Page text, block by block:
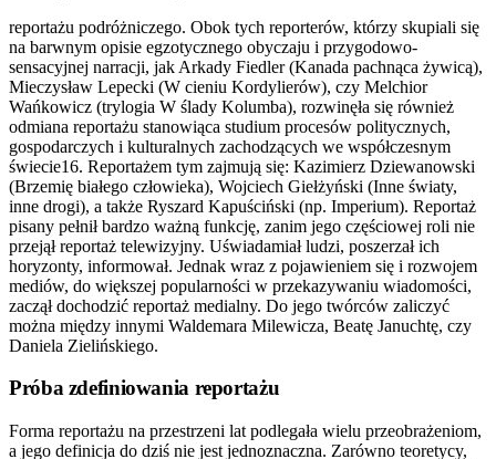
reportażu podróżniczego. Obok tych reporterów, którzy skupiali się
na barwnym opisie egzotycznego obyczaju i przygodowo-
sensacyjnej narracji, jak Arkady Fiedler (Kanada pachnąca żywicą),
Mieczysław Lepecki (W cieniu Kordylierów), czy Melchior
Wańkowicz (trylogia W ślady Kolumba), rozwinęła się również
odmiana reportażu stanowiąca studium procesów politycznych,
gospodarczych i kulturalnych zachodzących we współczesnym
świecie16. Reportażem tym zajmują się: Kazimierz Dziewanowski
(Brzemię białego człowieka), Wojciech Giełżyński (Inne światy,
inne drogi), a także Ryszard Kapuściński (np. Imperium). Reportaż
pisany pełnił bardzo ważną funkcję, zanim jego częściowej roli nie
przejął reportaż telewizyjny. Uświadamiał ludzi, poszerzał ich
horyzonty, informował. Jednak wraz z pojawieniem się i rozwojem
mediów, do większej popularności w przekazywaniu wiadomości,
zaczął dochodzić reportaż medialny. Do jego twórców zaliczyć
można między innymi Waldemara Milewicza, Beatę Januchtę, czy
Daniela Zielińskiego.
Próba zdefiniowania reportażu
Forma reportażu na przestrzeni lat podlegała wielu przeobrażeniom,
a jego definicja do dziś nie jest jednoznaczna. Zarówno teoretycy,